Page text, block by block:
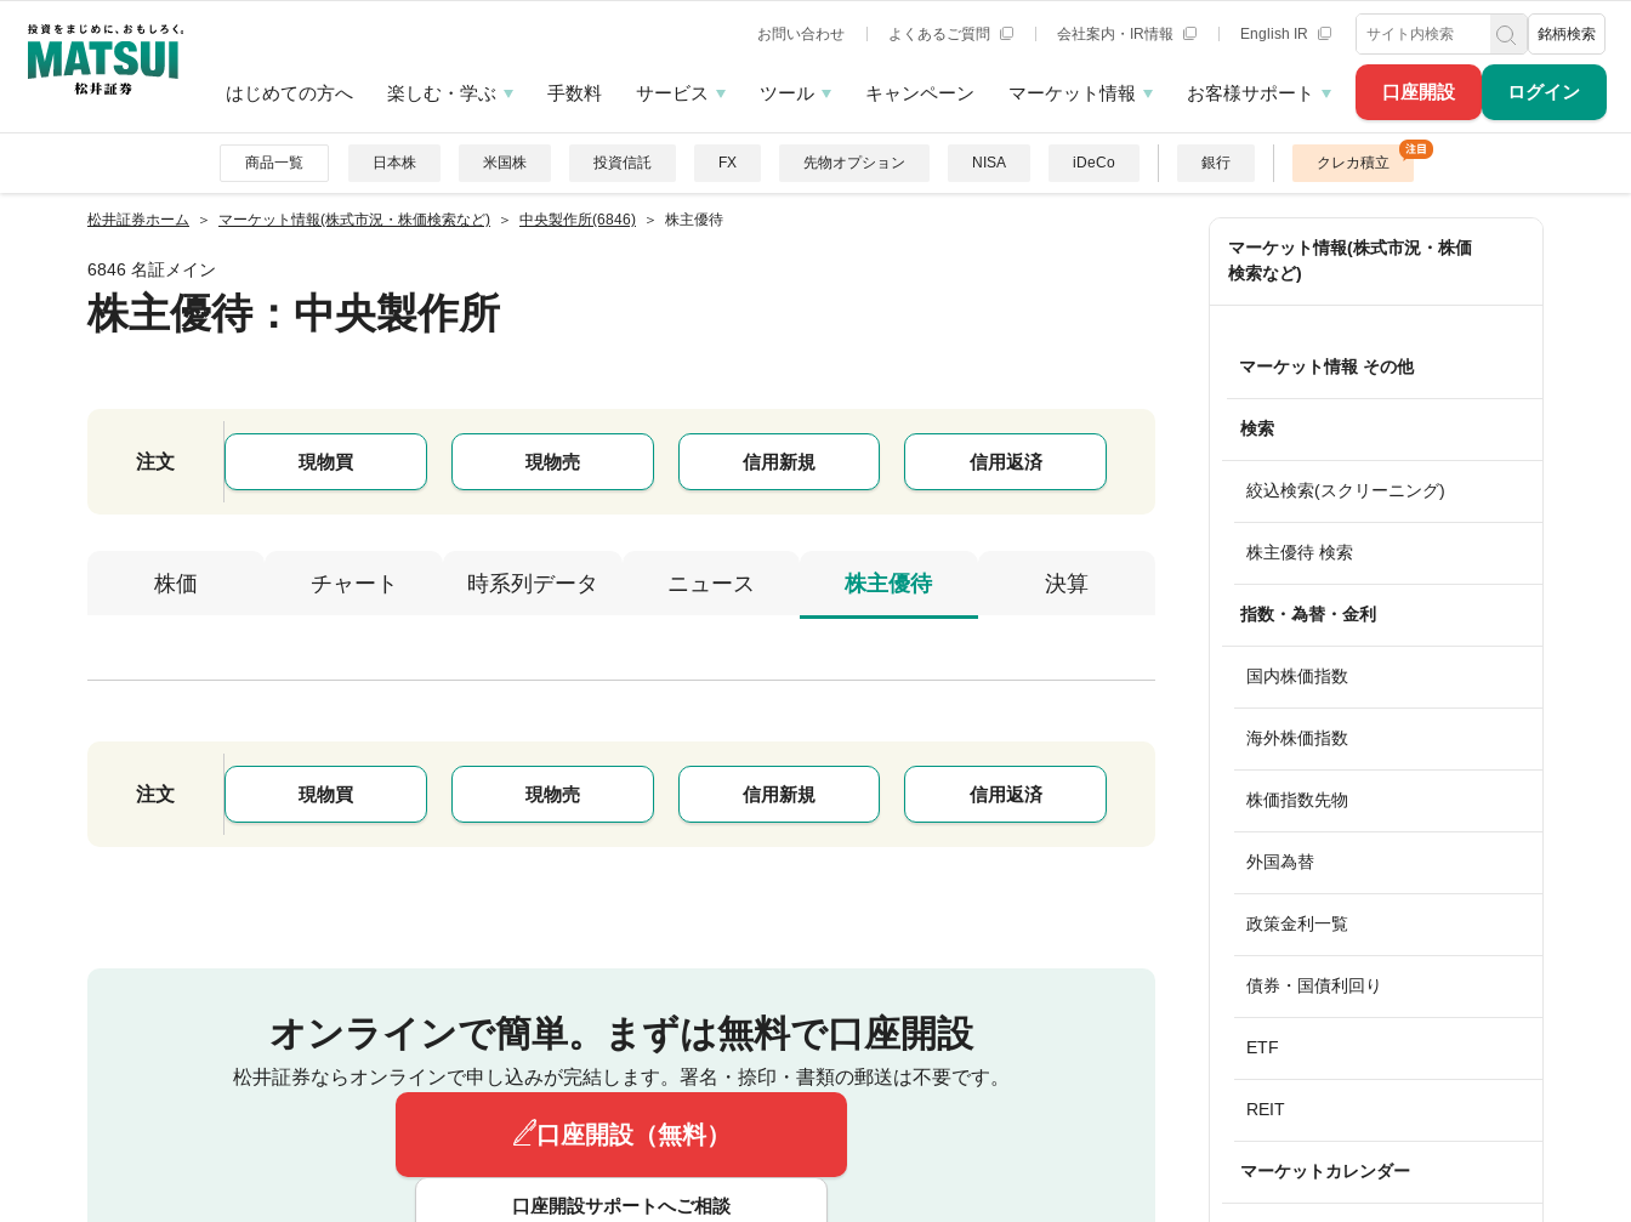
口座開設 ログイン
お問い合わせ よくあるご質問 会社案内・IR情報 English IR 銘柄検索
はじめての方へ 楽しむ・学ぶ 手数料 サービス ツール キャンペーン マーケット情報 お客様サポート
商品一覧 日本株 米国株 投資信託 FX 先物オプション NISA iDeCo 銀行 クレカ積立
松井証券ホーム マーケット情報(株式市況・株価検索など) 中央製作所(6846) 株主優待
6846 名証メイン
株主優待：中央製作所
注文 現物買 現物売 信用新規 信用返済
株価 チャート 時系列データ ニュース 株主優待 決算
注文 現物買 現物売 信用新規 信用返済
オンラインで簡単。 まずは無料で口座開設
松井証券ならオンラインで申し込みが完結します。 署名・捺印・書類の郵送は不要です。
口座開設（無料）
口座開設サポートへご相談
マーケット情報(株式市況・株価
検索など)
マーケット情報 その他
検索
絞込検索(スクリーニング)
株主優待 検索
指数・為替・金利
国内株価指数
海外株価指数
株価指数先物
外国為替
政策金利一覧
債券・国債利回り
ETF
REIT
マーケットカレンダー